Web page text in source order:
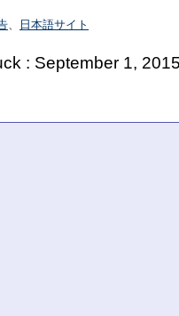
、 日本語サイト
: September 1,